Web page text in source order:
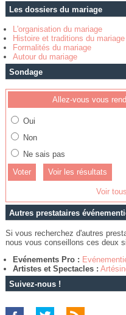
Les dossiers du mariage
L'organisation du mariage
Histoire et traditions du mariage
Formalités du mariage
Autour du mariage
Sondage
Allez-vous vous
Oui
Non
Ne sais pas
Voir les résultats
Voir
Autres prestataires
Si vous recherchez d'autres
nous vous conseillons ces deux
Evénements Pro :
Artistes et Spectacles :
Suivez-nous !